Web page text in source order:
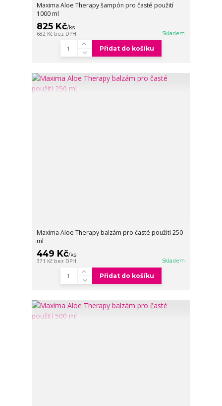
Maxima Aloe Therapy šampón pro časté použití
1000 ml
825 Kč/ks
682 Kč bez DPH Skladem
Přidat do košíku
Maxima Aloe Therapy balzám pro časté použití 250
ml
449 Kč/ks
371 Kč bez DPH Skladem
Přidat do košíku